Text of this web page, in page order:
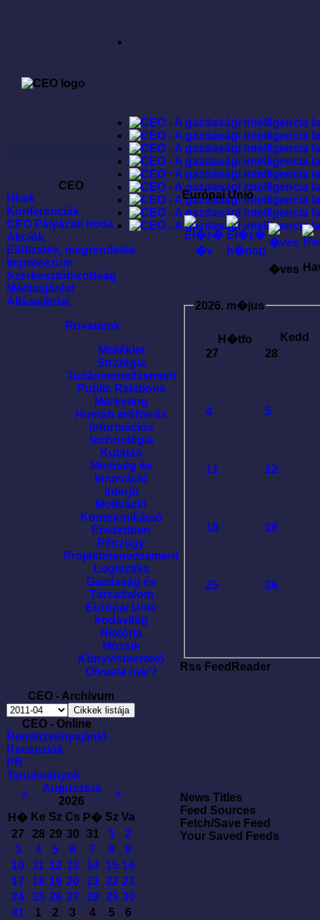
CEO
Hírek
Konferenciák
CEO Pályázati Iroda
Akciók
Elõfizetés, megrendelés
Impresszum
Szerkesztõbizottság
Médiaajánlat
Állásajánlat
Rovataink
Melléklet
Stratégia
Tudásmenedzsment
Public Relations
Marketing
Humán erõforrás
Információs
technológia
Kutatás
Minõség és
Innováció
Interjú
Motíváció
Kommunikáció
Eredetiben
Pénzügy
Projektmenedzsment
Logisztika
Gazdaság és
Társadalom
Európai Unió
Irodavilág
História
Mozaik
Könyvismertetõ
Olvasta már?
CEO - Archivum
CEO - Online
Rendezvényajánló
Recenziók
PR
Tanulmányok
<
Augusztus
2026
>
H� Ke Sz Cs P� Sz Va
27
28 29 30 31 1
2
3
4 5 6 7 8
9
10
11 12 13 14 15 16
17
18 19 20 21 22 23
24
25 26 27 28 29 30
31
1 2 3 4 5
6
Európai Unió
�ves
2026. m�jus
H�tfo
Kedd
27
28
4 5
11 12
18 19
25 26
Rss FeedReader
News Titles
Feed Sources
Fetch/Save Feed
Your Saved Feeds